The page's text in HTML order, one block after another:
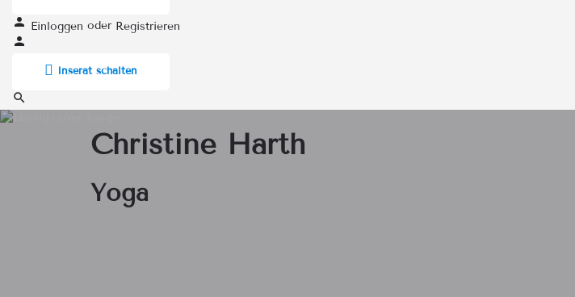
Einloggen oder Registrieren
Inserat schalten
Christine Harth
Yoga